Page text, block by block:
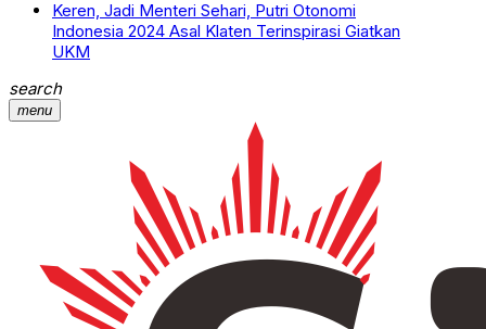
Keren, Jadi Menteri Sehari, Putri Otonomi
Indonesia 2024 Asal Klaten Terinspirasi Giatkan
UKM
search
menu